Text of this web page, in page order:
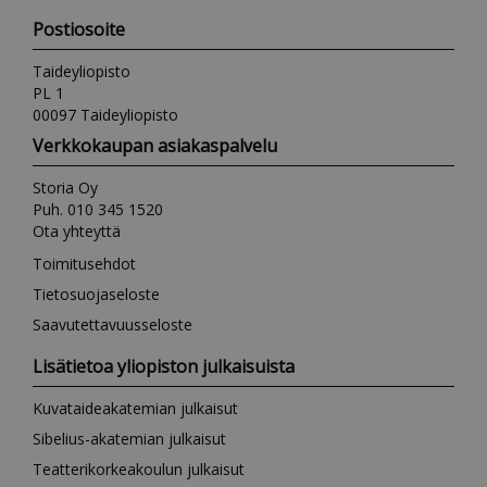
Postiosoite
Taideyliopisto
PL 1
00097 Taideyliopisto
Verkkokaupan asiakaspalvelu
Storia Oy
Puh. 010 345 1520
Ota yhteyttä
Toimitusehdot
Tietosuojaseloste
Saavutettavuusseloste
Lisätietoa yliopiston julkaisuista
Kuvataideakatemian julkaisut
Sibelius-akatemian julkaisut
Teatterikorkeakoulun julkaisut